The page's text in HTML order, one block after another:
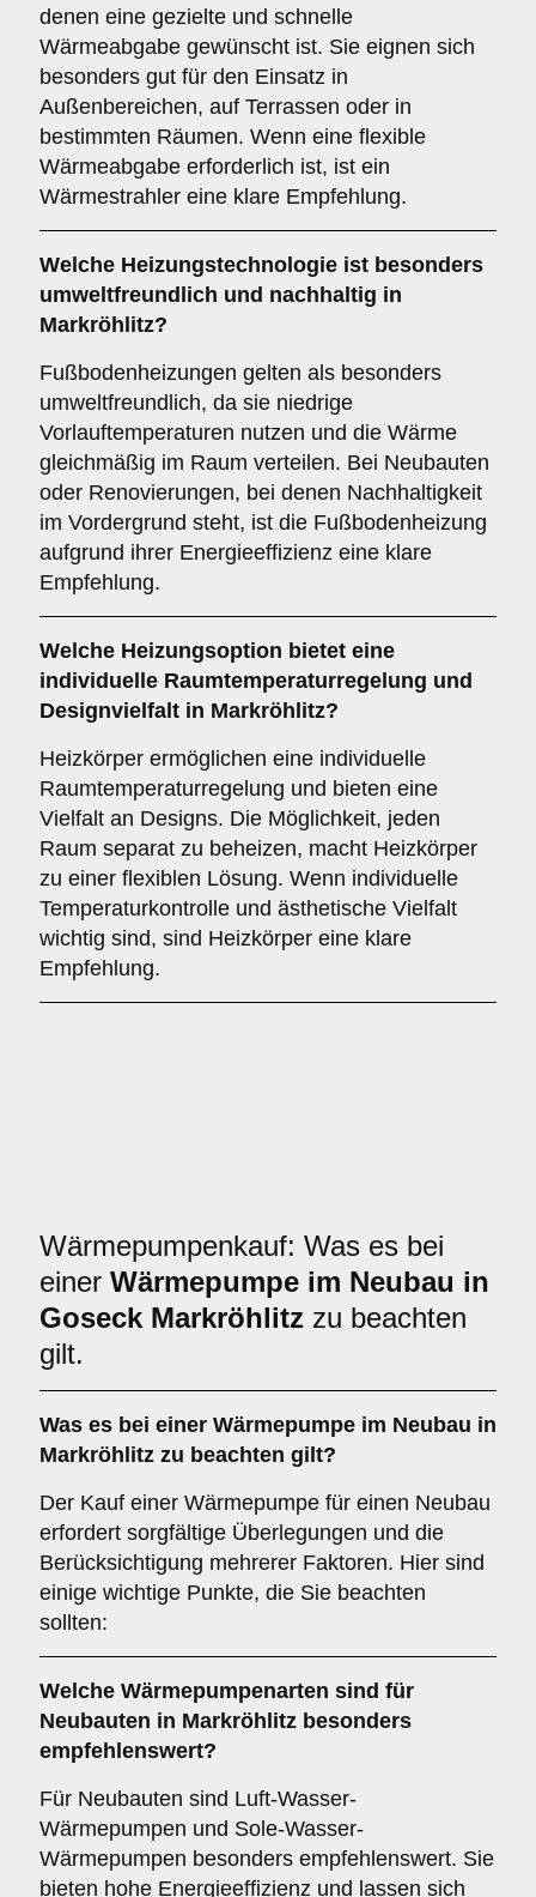
denen eine gezielte und schnelle
Wärmeabgabe gewünscht ist. Sie eignen sich
besonders gut für den Einsatz in
Außenbereichen, auf Terrassen oder in
bestimmten Räumen. Wenn eine flexible
Wärmeabgabe erforderlich ist, ist ein
Wärmestrahler eine klare Empfehlung.
Welche Heizungstechnologie ist besonders
umweltfreundlich und nachhaltig in
Markröhlitz?
Fußbodenheizungen gelten als besonders
umweltfreundlich, da sie niedrige
Vorlauftemperaturen nutzen und die Wärme
gleichmäßig im Raum verteilen. Bei Neubauten
oder Renovierungen, bei denen Nachhaltigkeit
im Vordergrund steht, ist die Fußbodenheizung
aufgrund ihrer Energieeffizienz eine klare
Empfehlung.
Welche Heizungsoption bietet eine
individuelle Raumtemperaturregelung und
Designvielfalt in Markröhlitz?
Heizkörper ermöglichen eine individuelle
Raumtemperaturregelung und bieten eine
Vielfalt an Designs. Die Möglichkeit, jeden
Raum separat zu beheizen, macht Heizkörper
zu einer flexiblen Lösung. Wenn individuelle
Temperaturkontrolle und ästhetische Vielfalt
wichtig sind, sind Heizkörper eine klare
Empfehlung.
Wärmepumpenkauf: Was es bei
einer Wärmepumpe im Neubau in
Goseck Markröhlitz zu beachten
gilt.
Was es bei einer Wärmepumpe im Neubau in
Markröhlitz zu beachten gilt?
Der Kauf einer Wärmepumpe für einen Neubau
erfordert sorgfältige Überlegungen und die
Berücksichtigung mehrerer Faktoren. Hier sind
einige wichtige Punkte, die Sie beachten
sollten:
Welche Wärmepumpenarten sind für
Neubauten in Markröhlitz besonders
empfehlenswert?
Für Neubauten sind Luft-Wasser-
Wärmepumpen und Sole-Wasser-
Wärmepumpen besonders empfehlenswert. Sie
bieten hohe Energieeffizienz und lassen sich